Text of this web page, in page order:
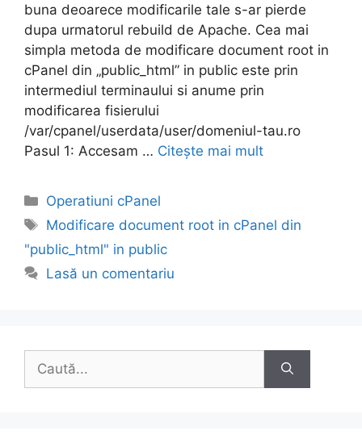
buna deoarece modificarile tale s-ar pierde
dupa urmatorul rebuild de Apache. Cea mai
simpla metoda de modificare document root in
cPanel din „public_html” in public este prin
intermediul terminaului si anume prin
modificarea fisierului
/var/cpanel/userdata/user/domeniul-tau.ro
Pasul 1: Accesam … Citește mai mult
Categorii
Operatiuni cPanel
Etichete
Modificare document root in cPanel din
"public_html" in public
Lasă un comentariu
după: